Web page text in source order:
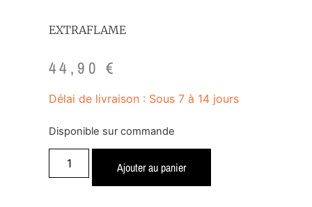
EXTRAFLAME
44,90€
Délai de livraison : Sous 7 à 14 jours
Disponible sur commande
Ajouter au panier